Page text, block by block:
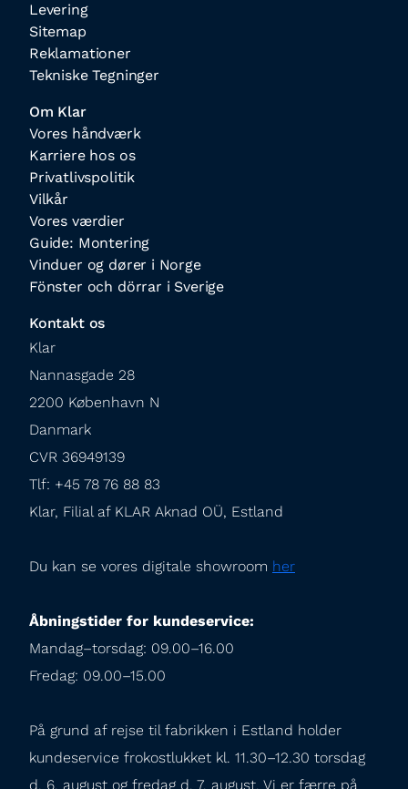
Levering
Sitemap
Reklamationer
Tekniske Tegninger
Om Klar
Vores håndværk
Karriere hos os
Privatlivspolitik
Vilkår
Vores værdier
Guide: Montering
Vinduer og dører i Norge
Fönster och dörrar i Sverige
Kontakt os
Klar
Nannasgade 28
2200 København N
Danmark
CVR 36949139
Tlf: +45 78 76 88 83
Klar, Filial af KLAR Aknad OÜ, Estland
Du kan se vores digitale showroom her
Åbningstider for kundeservice:
Mandag–torsdag: 09.00–16.00
Fredag: 09.00–15.00
På grund af rejse til fabrikken i Estland holder
kundeservice frokostlukket kl. 11.30–12.30 torsdag
d. 6. august og fredag d. 7. august. Vi er færre på